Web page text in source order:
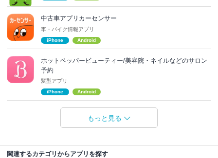
中古車アプリカーセンサー
車・バイク情報アプリ
iPhone Android
ホットペッパービューティー/美容院・ネイルなどのサロン
予約
髪型アプリ
iPhone Android
もっと見る
関連するカテゴリからアプリを探す